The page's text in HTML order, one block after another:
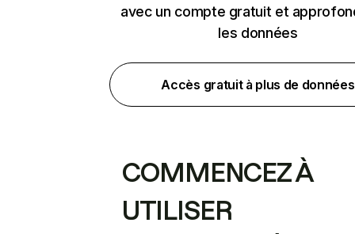
avec un compte gratuit et
les données
Accès gratuit à plus de données
COMMENCEZ À
UTILISER